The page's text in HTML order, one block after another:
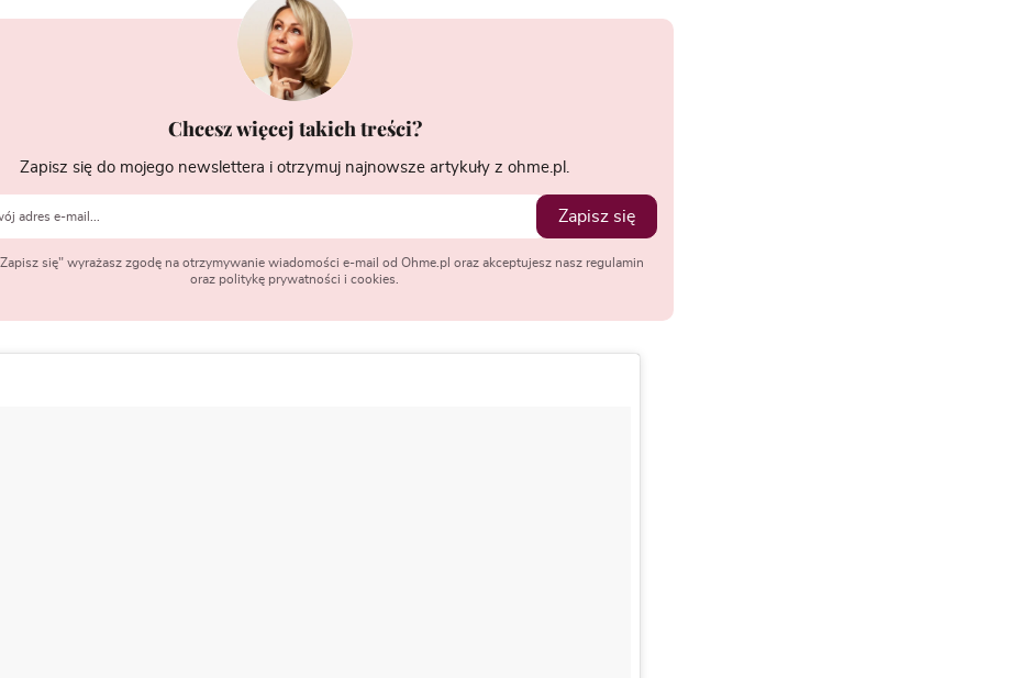
Chcesz więcej takich treści?
Zapisz się do mojego newslettera i otrzymuj najnowsze artykuły z ohme.pl.
Zapisz się
się" wyrażasz zgodę na otrzymywanie wiadomości e-mail od Ohme.pl oraz akceptujesz nasz regulamin
oraz politykę prywatności i cookies.